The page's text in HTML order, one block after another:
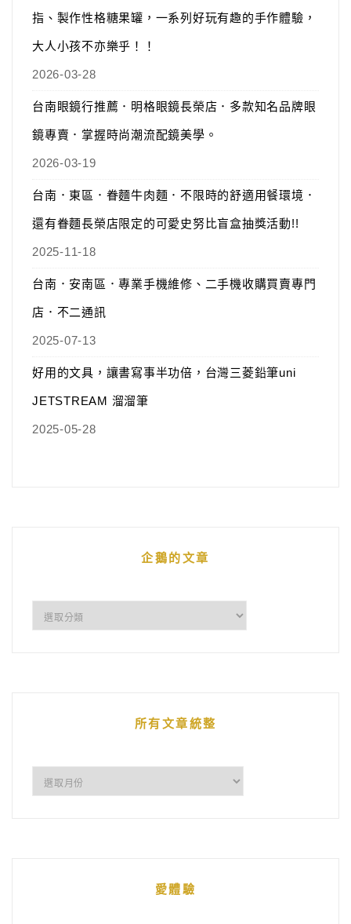
指、製作性格糖果罐，一系列好玩有趣的手作體驗，
大人小孩不亦樂乎！！
2026-03-28
台南眼鏡行推薦．明格眼鏡長榮店．多款知名品牌眼
鏡專賣．掌握時尚潮流配鏡美學。
2026-03-19
台南．東區．眷麵牛肉麵．不限時的舒適用餐環境．
還有眷麵長榮店限定的可愛史努比盲盒抽獎活動!!
2025-11-18
台南．安南區．專業手機維修、二手機收購買賣專門
店．不二通訊
2025-07-13
好用的文具，讓書寫事半功倍，台灣三菱鉛筆uni
JETSTREAM 溜溜筆
2025-05-28
企鵝的文章
所有文章統整
愛體驗